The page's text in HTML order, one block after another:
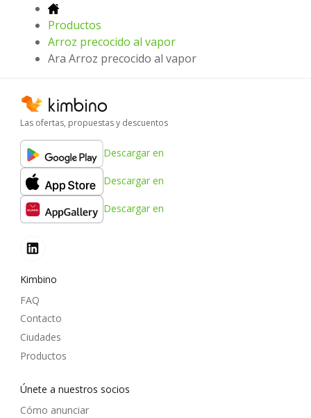
Productos
Arroz precocido al vapor
Ara Arroz precocido al vapor
Las ofertas, propuestas y descuentos
Descargar en
Descargar en
Descargar en
Kimbino
FAQ
Contacto
Ciudades
Productos
Únete a nuestros socios
Cómo anunciar